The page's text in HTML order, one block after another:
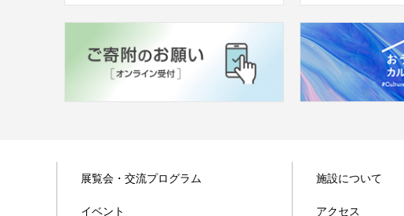
展覧会・交流プログラム
イベント
施設について
アクセス